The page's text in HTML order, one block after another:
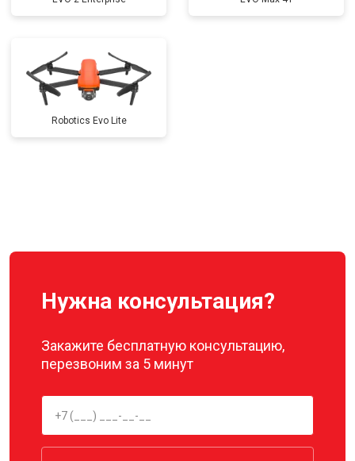
Robotics Evo Lite
Нужна консультация?
Закажите бесплатную консультацию,
перезвоним за 5 минут